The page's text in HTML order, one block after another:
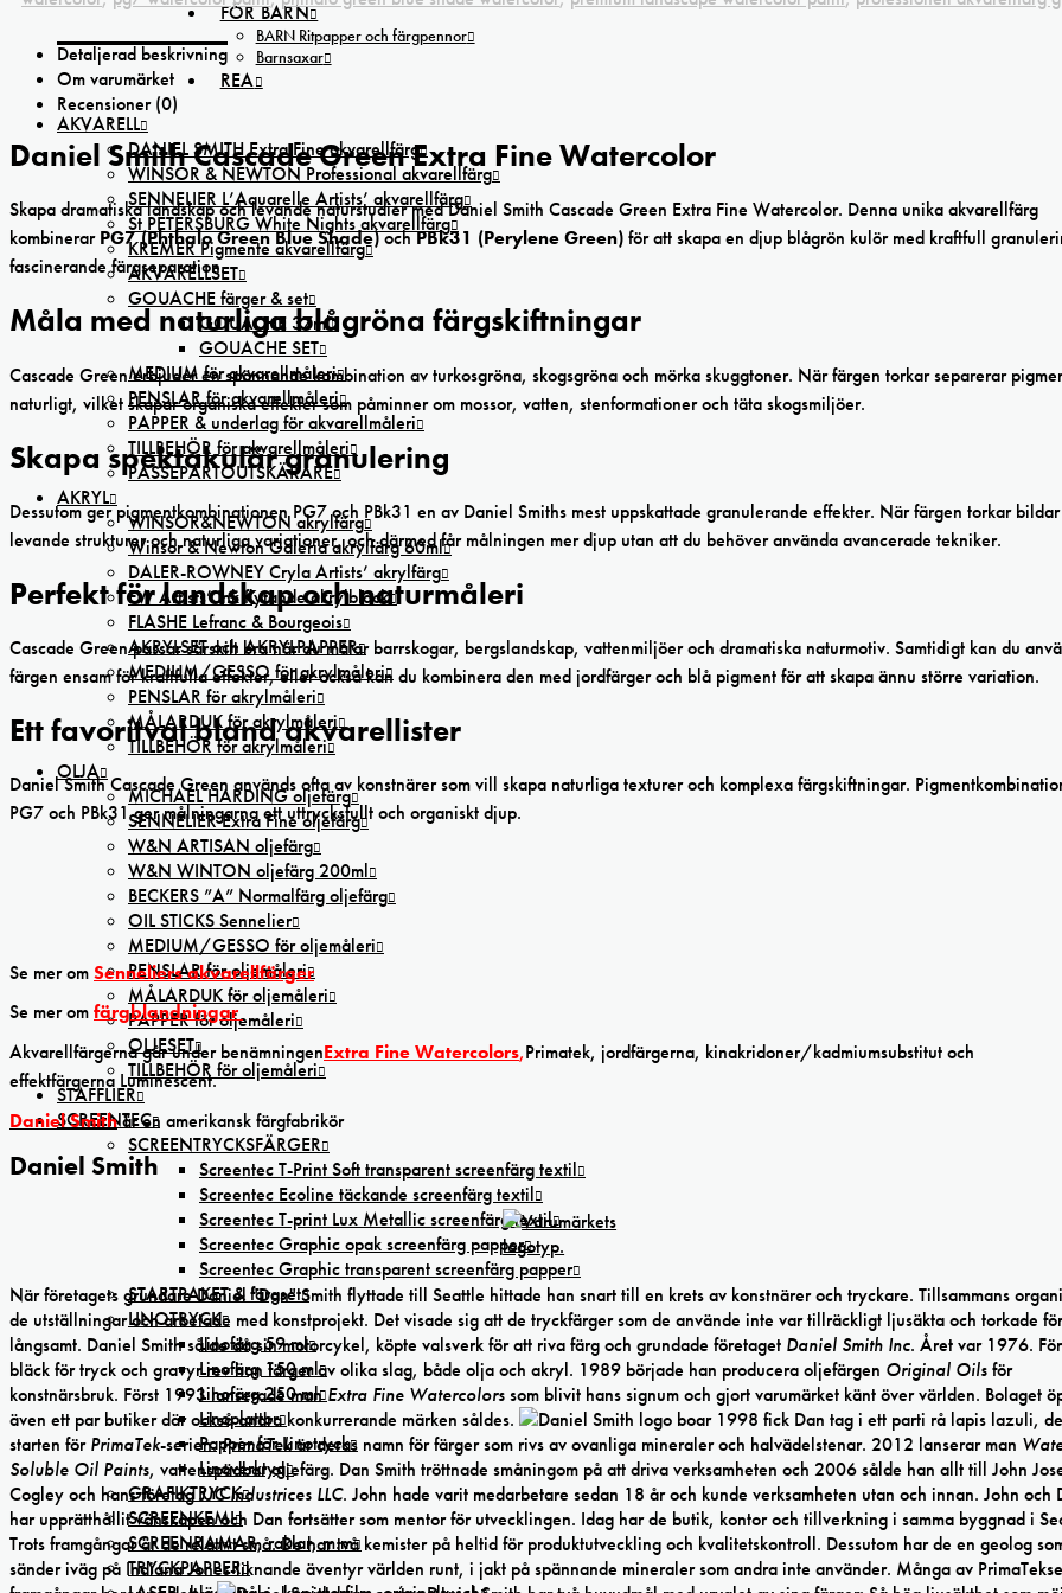
FÖR BARN
BARN Ritpapper och färgpennor
Barnsaxar
REA
AKVARELL
DANIEL SMITH Extra Fine akvarellfärg
WINSOR & NEWTON Professional akvarellfärg
SENNELIER L’Aquarelle Artists’ akvarellfärg
St PETERSBURG White Nights akvarellfärg
KREMER Pigmente akvarellfärg
AKVARELLSET
GOUACHE färger & set
GOUACHE 37ml
GOUACHE SET
MEDIUM för akvarellmåleri
PENSLAR för akvarellmåleri
PAPPER & underlag för akvarellmåleri
TILLBEHÖR för akvarellmåleri
PASSEPARTOUTSKÄRARE
AKRYL
WINSOR&NEWTON akrylfärg
Winsor & Newton Galeria akrylfärg 60ml
DALER-ROWNEY Cryla Artists’ akrylfärg
FW Artists’ Ink flytande akrylbläck
FLASHE Lefranc & Bourgeois
AKRYLSET och AKRYLPAPPER
MEDIUM/GESSO för akrylmåleri
PENSLAR för akrylmåleri
MÅLARDUK för akrylmåleri
TILLBEHÖR för akrylmåleri
OLJA
MICHAEL HARDING oljefärg
SENNELIER Extra Fine oljefärg
W&N ARTISAN oljefärg
W&N WINTON oljefärg 200ml
BECKERS ”A” Normalfärg oljefärg
OIL STICKS Sennelier
MEDIUM/GESSO för oljemåleri
PENSLAR för oljemåleri
MÅLARDUK för oljemåleri
PAPPER för oljemåleri
OLJESET
TILLBEHÖR för oljemåleri
STAFFLIER
SCREENTEC
SCREENTRYCKSFÄRGER
Screentec T-Print Soft transparent screenfärg textil
Screentec Ecoline täckande screenfärg textil
Screentec T-print Lux Metallic screenfärg textil
Screentec Graphic opak screenfärg papper
Screentec Graphic transparent screenfärg papper
STARTPAKET & färgset
LINOTRYCK
Linofärg 59 ml
Linofärg 150 ml
Linofärg 250 ml
Linoplattor
Papper för Linotryck
Linoverktyg
GRAFIKTRYCK
SCREENKEMI
SCREENRAMAR, raklar, m.m
TRYCKPAPPER
Detaljerad beskrivning
Om varumärket
Recensioner (0)
Daniel Smith Cascade Green Extra Fine Watercolor
Skapa dramatiska landskap och levande naturstudier med Daniel Smith Cascade Green Extra Fine Watercolor. Denna unika akvarellfärg
kombinerarPG7 (Phthalo Green Blue Shade)ochPBk31 (Perylene Green)för att skapa en djup blågrön kulör med kraftfull
fascinerande färgseparation.
Måla med naturliga blågröna färgskiftningar
Cascade Green erbjuder en spännande kombination av turkosgröna, skogsgröna och mörka skuggtoner. När färgen torkar separerar
naturligt, vilket skapar organiska effekter som påminner om mossor, vatten, stenformationer och täta skogsmiljöer.
Skapa spektakulär granulering
Dessutom ger pigmentkombinationen PG7 och PBk31 en av Daniel Smiths mest uppskattade granulerande effekter. När färgen torkar
levande strukturer och naturliga variationer, och därmed får målningen mer djup utan att du behöver använda avancerade tekniker.
Perfekt för landskap och naturmåleri
Cascade Green passar särskilt bra när du målar barrskogar, bergslandskap, vattenmiljöer och dramatiska naturmotiv. Samtidigt kan du
färgen ensam för kraftfulla effekter, eller också kan du kombinera den med jordfärger och blå pigment för att skapa ännu större variation.
Ett favoritval bland akvarellister
Daniel Smith Cascade Green används ofta av konstnärer som vill skapa naturliga texturer och komplexa färgskiftningar.
PG7 och PBk31 ger målningarna ett uttrycksfullt och organiskt djup.
Se mer omSenneliers akvarellfärger
Se mer omfärgblandningar
Akvarellfärgerna går under benämningenExtra Fine Watercolors,Primatek, jordfärgerna, kinakridoner/kadmiumsubstitut och
effektfärgerna Luminescent.
Daniel Smithär en amerikansk färgfabrikör
Daniel Smith
När företagets grundare Daniel "Dan" Smith flyttade till Seattle hittade han snart till en krets av konstnärer och tryckare. Tillsammans
de utställningar och arbetade med konstprojekt. Det visade sig att de tryckfärger som de använde inte var tillräckligt ljusäkta och torkade för
långsamt. Daniel Smith sålde då sin motorcykel, köpte valsverk för att riva färg och grundade företaget Daniel Smith Inc. Året var 1976.
bläck för tryck och gravyr rev han färger av olika slag, både olja och akryl. 1989 började han producera oljefärgen Original Oilsför
konstnärsbruk. Först 1993 lanserade manExtra Fine Watercolorssom blivit hans signum och gjort varumärket känt över världen. Bolaget
även ett par butiker där också andra konkurrerande märken såldes.
1998 fick Dan tag i ett parti rå lapis lazuli,
starten förPrimaTek-serien.PrimaTekär deras namn för färger som rivs av ovanliga mineraler och halvädelstenar. 2012 lanserar man
Soluble Oil Paints, vattenspädbar oljefärg. Dan Smith tröttnade småningom på att driva verksamheten och 2006 sålde han allt till John
Cogley och hans företagJJC Industrices LLC. John hade varit medarbetare sedan 18 år och kunde verksamheten utan och innan. John och
har upprätthållit vänskapen och Dan fortsätter som mentor för utvecklingen. Idag har de butik, kontor och tillverkning i samma byggnad i
Trots framgångar är de relativt små. De har två kemister på heltid för produktutveckling och kvalitetskontroll. Dessutom har de en geolog
sänder iväg på Indiana Jones-liknande äventyr världen runt, i jakt på spännande mineraler som andra inte använder. Många av